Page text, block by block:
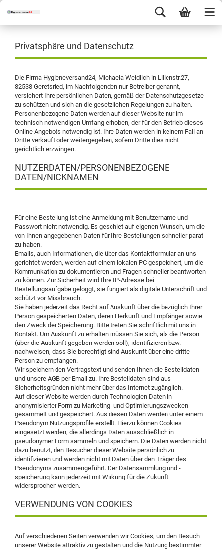
Privatsphäre und Datenschutz
Die Firma Hygieneversand24, Michaela Weidlich in Lilienstr.27,
82538 Geretsried, im Nachfolgenden nur Betreiber genannt,
versichert Ihre persönlichen Daten, gemäß der Datenschutzgesetze
zu schützen und sich an die gesetzlichen Regelungen zu halten.
Personenbezogene Daten werden auf dieser Website nur im
technisch notwendigen Umfang erhoben, der für den Betrieb dieses
Online Angebots notwendig ist. Ihre Daten werden in keinem Fall an
Dritte verkauft oder weitergegeben, sofern Dritte dies nicht
gerichtlich erzwingen.
NUTZERDATEN/PERSONENBEZOGENE
DATEN/NICKNAMEN
Für eine Bestellung ist eine Anmeldung mit Benutzername und
Passwort nicht notwendig. Es geschiet auf eigenen Wunsch, um die
von Ihnen angegebenen Daten für Ihre Bestellungen schneller parat
zu haben.
Emails, auch Informationen, die über das Kontaktformular an uns
gerichtet werden, werden auf einem lokalen PC gespeichert, um die
Kommunkation zu dokumentieren und Fragen schneller beantworten
zu können. Zur Sicherheit wird Ihre IP-Adresse bei
Bestellungsaufgabe geloggt, sie fungiert als digitale Unterschrift und
schützt vor Missbrauch.
Sie haben jederzeit das Recht auf Auskunft über die bezüglich Ihrer
Person gespeicherten Daten, deren Herkunft und Empfänger sowie
den Zweck der Speicherung. Bitte treten Sie schriftlich mit uns in
Kontakt. Um Auskunft zu erhalten müssen Sie sich, als die Person
(über die Auskunft gegeben werden soll), identifizieren bzw.
nachweisen, dass Sie berechtigt sind Auskunft über eine dritte
Person zu empfangen.
Wir speichern den Vertragstext und senden Ihnen die Bestelldaten
und unsere AGB per Email zu. Ihre Bestelldaten sind aus
Sicherheitsgründen nicht mehr über das Internet zugänglich.
Auf dieser Website werden durch Technologien Daten in
anonymisierter Form zu Marketing- und Optimierungszwecken
gesammelt und gespeichert. Aus diesen Daten werden unter einem
Pseudonym Nutzungsprofile erstellt. Hierzu können Cookies
eingesetzt werden, die allerdings Daten ausschließlich in
pseudonymer Form sammeln und speichern. Die Daten werden nicht
dazu benutzt, den Besucher dieser Website persönlich zu
identifizieren und werden nicht mit Daten über den Träger des
Pseudonyms zusammengeführt. Der Datensammlung und -
speicherung kann jederzeit mit Wirkung für die Zukunft
widersprochen werden.
VERWENDUNG VON COOKIES
Auf verschiedenen Seiten verwenden wir Cookies, um den Besuch
unserer Website attraktiv zu gestalten und die Nutzung bestimmter